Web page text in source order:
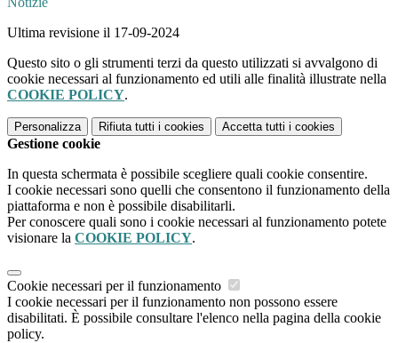
Ultima revisione il 17-09-2024
Questo sito o gli strumenti terzi da questo utilizzati si avvalgono di
cookie necessari al funzionamento ed utili alle finalità illustrate nella
COOKIE POLICY.
Personalizza Rifiuta tutti i cookies Accetta tutti i cookies
Gestione cookie
In questa schermata è possibile scegliere quali cookie consentire.
I cookie necessari sono quelli che consentono il funzionamento della
piattaforma e non è possibile disabilitarli.
Per conoscere quali sono i cookie necessari al funzionamento potete
visionare la COOKIE POLICY.
Cookie necessari per il funzionamento
I cookie necessari per il funzionamento non possono essere
disabilitati. È possibile consultare l'elenco nella pagina della cookie
policy.